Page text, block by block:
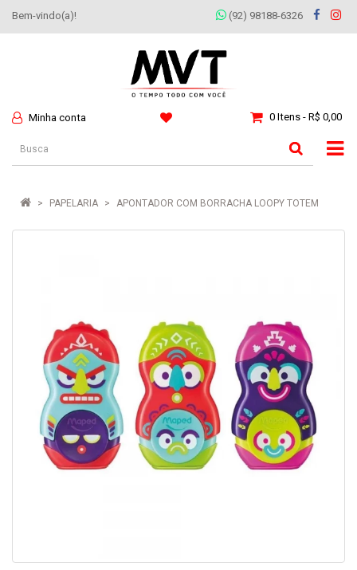
Bem-vindo(a)! (92) 98188-6326
Minha conta 0 Itens - R$ 0,00
PAPELARIA APONTADOR COM BORRACHA LOOPY TOTEM